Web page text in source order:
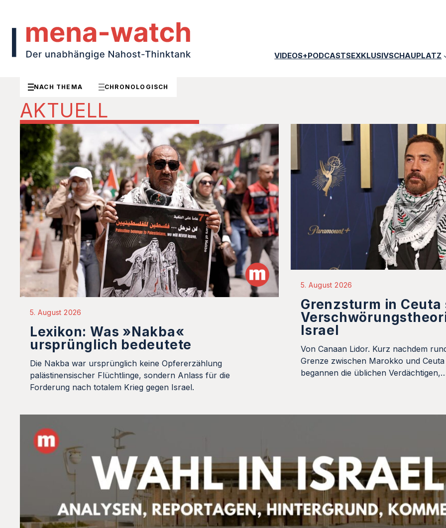
VIDEOS+PODCASTSEXKLUSIVSCHAUPLATZ
NACH THEMA CHRONOLOGISCH
AKTUELL
5. August 2026
Lexikon: Was »Nakba«
ursprünglich bedeutete
Die Nakba war ursprünglich keine Opfererzählung
palästinensischer Flüchtlinge, sondern Anlass für die
Forderung nach totalem Krieg gegen Israel.
5. August 2026
Grenzsturm in
Israel
Von Canaan Lidor. Kurz nachdem
Grenze zwischen Marokko und
begannen die üblichen